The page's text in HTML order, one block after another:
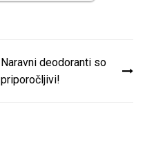
Naravni deodoranti so
priporočljivi!